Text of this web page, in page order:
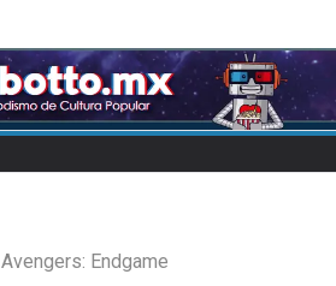
Avengers: Endgame